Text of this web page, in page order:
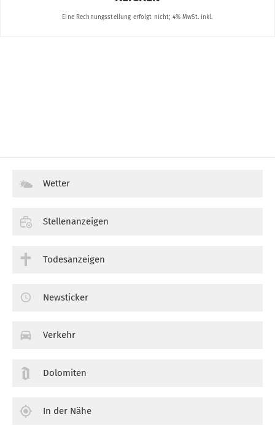
Wetter
Stellenanzeigen
Todesanzeigen
Newsticker
Verkehr
Dolomiten
In der Nähe